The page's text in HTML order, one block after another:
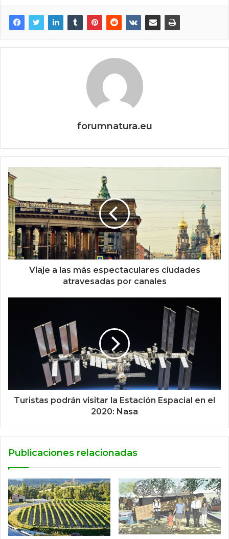
forumnatura.eu
Viaje a las más espectaculares ciudades
atravesadas por canales
Turistas podrán visitar la Estación Espacial en el
2020: Nasa
Publicaciones relacionadas